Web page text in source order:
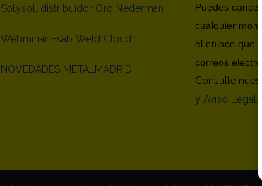
Solysol, distribuidor Oro Nederman
Webminar Esab Weld Cloud
NOVEDADES METALMADRID
Puedes
cualquier
el enlace que
correos
Consulte
y Aviso Legal